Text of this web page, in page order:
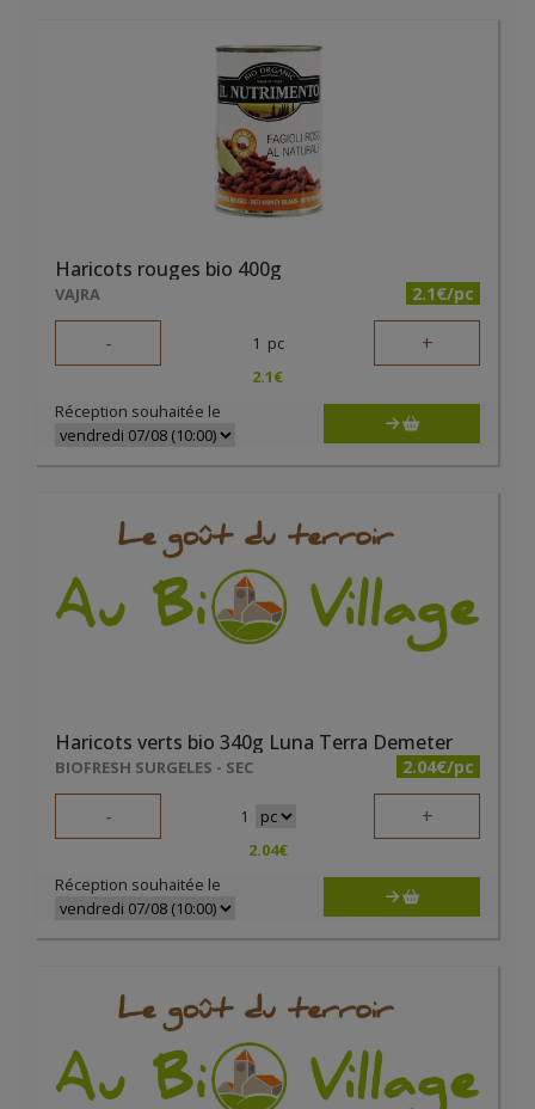
Haricots rouges bio 400g
VAJRA 2.1€/pc
- 1 pc +
2.1€
Réception souhaitée le
Haricots verts bio 340g Luna Terra Demeter
BIOFRESH SURGELES - SEC 2.04€/pc
- 1 +
2.04€
Réception souhaitée le